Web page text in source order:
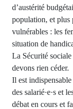
d’austérité
population, et plus
vulnérables : les
situation de
La Sécurité
devons rien céder.
Il est
des salarié·e·s et
débat en cours et